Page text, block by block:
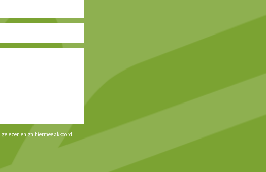
gelezen en ga hiermee akkoord.